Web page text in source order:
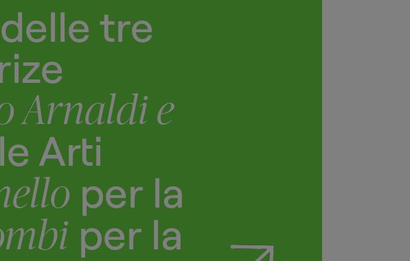
tre
Arnaldi e
Arti
per la
per la